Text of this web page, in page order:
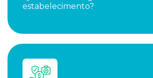
estabelecimento?